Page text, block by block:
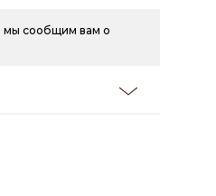
мы сообщим вам о